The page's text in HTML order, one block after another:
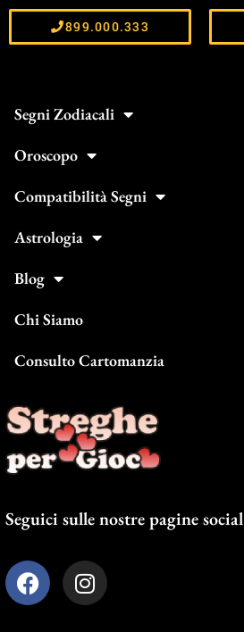
899.000.333
Segni Zodiacali
Oroscopo
Compatibilità Segni
Astrologia
Blog
Chi Siamo
Consulto Cartomanzia
Seguici sulle nostre pagine social
F
a
I
n